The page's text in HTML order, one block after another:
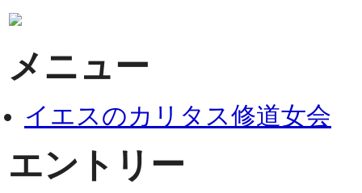
メニュー
イエスのカリタス修道女会
エントリー